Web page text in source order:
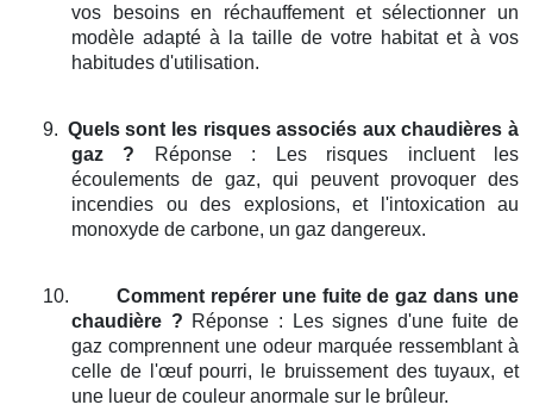
vos besoins en réchauffement et sélectionner un
modèle adapté à la taille de votre habitat et à vos
habitudes d'utilisation.
9. Quels sont les risques associés aux chaudières à
gaz ? Réponse : Les risques incluent les
écoulements de gaz, qui peuvent provoquer des
incendies ou des explosions, et l'intoxication au
monoxyde de carbone, un gaz dangereux.
10.
Comment repérer une fuite de gaz dans une
chaudière ? Réponse : Les signes d'une fuite de
gaz comprennent une odeur marquée ressemblant à
celle de l'œuf pourri, le bruissement des tuyaux, et
une lueur de couleur anormale sur le brûleur.